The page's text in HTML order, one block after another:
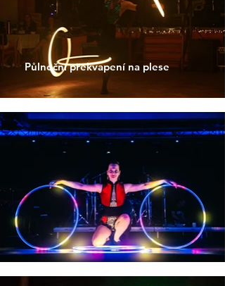
Půlnoční překvapení na plese